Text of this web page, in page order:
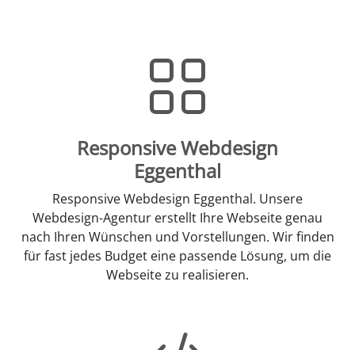
Responsive Webdesign
Eggenthal
Responsive Webdesign Eggenthal. Unsere
Webdesign-Agentur erstellt Ihre Webseite genau
nach Ihren Wünschen und Vorstellungen. Wir finden
für fast jedes Budget eine passende Lösung, um die
Webseite zu realisieren.